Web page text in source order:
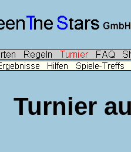
Turnier